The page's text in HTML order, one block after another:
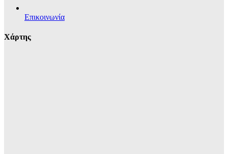
Επικοινωνία
Χάρτης